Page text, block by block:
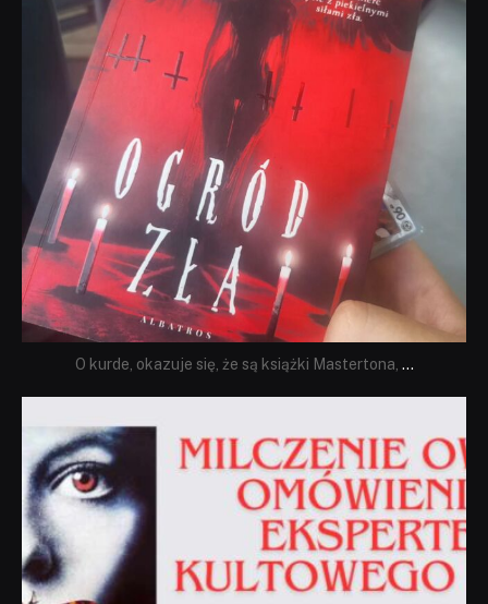
O kurde, okazuje się, że są książki Mastertona, ...
Sie 19